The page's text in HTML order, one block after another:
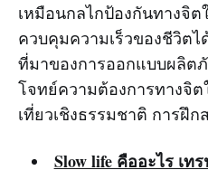
เหมือนกลไกป้องกันทางจิต
ควบคุมความเร็วของชีวิตไ
ที่มาของการออกแบบผลิ
โจทย์ความต้องการทางจิ
เที่ยวเชิงธรรมชาติ การฝึ
Slow life คืออะไร เ